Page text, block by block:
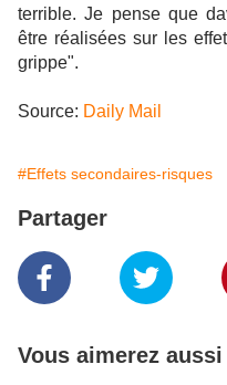
terrible. Je pense que
être réalisées sur les
grippe".
Source: Daily Mail
#Effets secondaires-risques
Partager
Vous aimerez aussi